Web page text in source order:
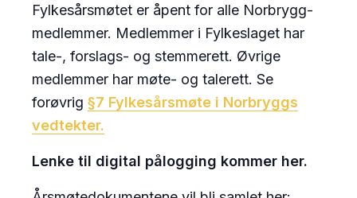
Fylkesårsmøtet er åpent for alle Norbrygg-
medlemmer. Medlemmer i Fylkeslaget har
tale-, forslags- og stemmerett. Øvrige
medlemmer har møte- og talerett. Se
forøvrig §7 Fylkesårsmøte i Norbryggs
vedtekter.
Lenke til digital pålogging kommer her.